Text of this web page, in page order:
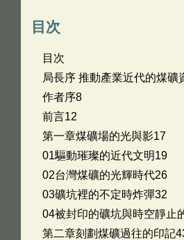
目次
目次
局長序 推動產業近代的煤礦
作者序8
前言12
第一章煤礦場的光與影17
01驅動璀璨的近代文明19
02台灣煤礦的光輝時代26
03礦坑裡的不定時炸彈32
04被封印的礦坑與時空靜止
第二章刻劃煤礦過往的印記